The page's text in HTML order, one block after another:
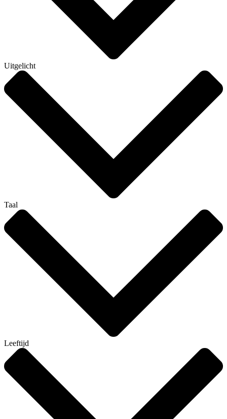
Uitgelicht
Taal
Leeftijd